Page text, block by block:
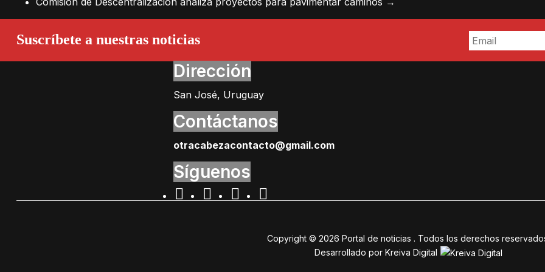
Suscríbete a nuestras noticias
Dirección
San José, Uruguay
Contáctanos
otracabezacontacto@gmail.com
Síguenos
Copyright © 2026Portal de noticias . Todos los derechos
Desarrollado porKreiva Digital